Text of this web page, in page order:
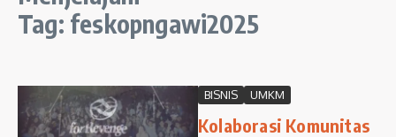
Tag: feskopngawi2025
BISNIS UMKM
Kolaborasi Komunitas